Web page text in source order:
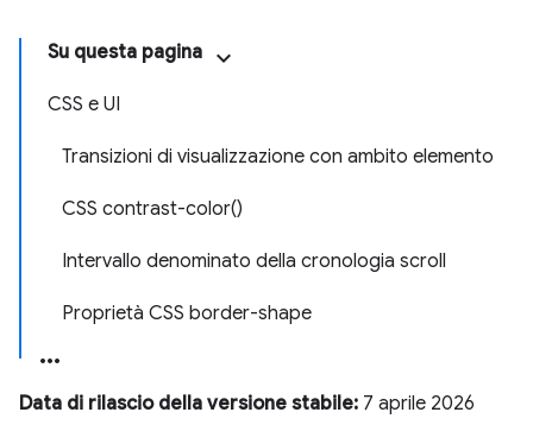
Su questa pagina
CSS e UI
Transizioni di visualizzazione con ambito elemento
CSS contrast-color()
Intervallo denominato della cronologia scroll
Proprietà CSS border-shape
Data di rilascio della versione stabile: 7 aprile 2026